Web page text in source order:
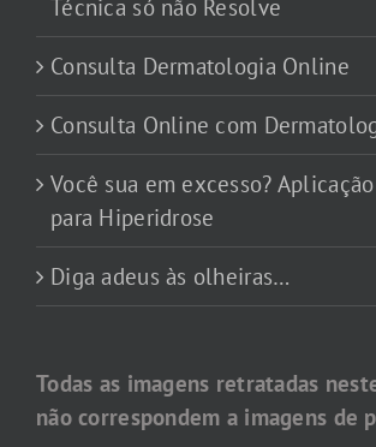
Técnica só não Resolve
Consulta Dermatologia Online
Consulta Online com
Você sua em excesso?
para Hiperidrose
Diga adeus às olheiras…
Todas as imagens retratadas
não correspondem a imagens de